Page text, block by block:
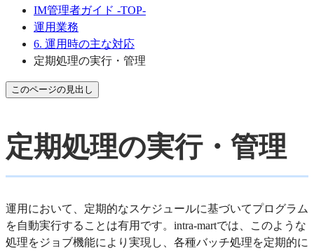
IM管理者ガイド -TOP-
運用業務
6. 運用時の主な対応
定期処理の実行・管理
このページの見出し
定期処理の実行・管理
運用において、定期的なスケジュールに基づいてプログラム
を自動実行することは有用です。intra-martでは、このような
処理をジョブ機能により実現し、各種バッチ処理を定期的に